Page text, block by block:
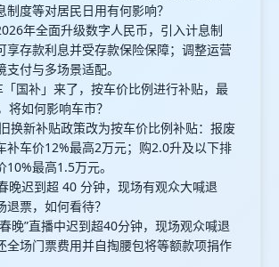
制度等对居民日用有何影响？
年全面升级数字人民币，引入计息制
享存款利息并受存款保险保障；调整运营
付与多场景适配。
国补」来了，按车价比例进行补贴，最
将如何影响车市？
换新补贴政策改为按车价比例补贴：报废
补车价12%最高2万元；购2.0升及以下排
最高1.5万元。
晚迟到超 40 分钟，现场有观众大喊退
票，如何看待？
晚”直播中迟到超40分钟，现场观众喊退
全场门票费用并自掏腰包将等额款项捐作